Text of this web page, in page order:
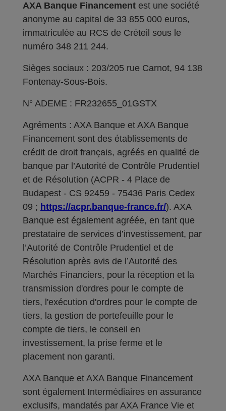
AXA Banque Financement est une société
anonyme au capital de 33 855 000 euros,
immatriculée au RCS de Créteil sous le
numéro 348 211 244.
Sièges sociaux : 203/205 rue Carnot, 94 138
Fontenay-Sous-Bois.
N° ADEME : FR232655_01GSTX
Agréments : AXA Banque et AXA Banque
Financement sont des établissements de
crédit de droit français, agréés en qualité de
banque par l’Autorité de Contrôle Prudentiel
et de Résolution (ACPR - 4 Place de
Budapest - CS 92459 - 75436 Paris Cedex
09 ; https://acpr.banque-france.fr/). AXA
Banque est également agréée, en tant que
prestataire de services d’investissement, par
l’Autorité de Contrôle Prudentiel et de
Résolution après avis de l’Autorité des
Marchés Financiers, pour la réception et la
transmission d'ordres pour le compte de
tiers, l'exécution d'ordres pour le compte de
tiers, la gestion de portefeuille pour le
compte de tiers, le conseil en
investissement, la prise ferme et le
placement non garanti.
AXA Banque et AXA Banque Financement
sont également Intermédiaires en assurance
exclusifs, mandatés par AXA France Vie et